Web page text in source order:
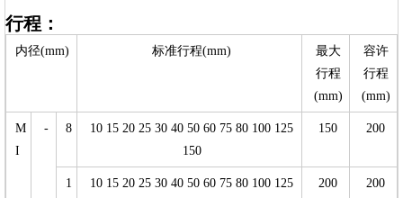
行程：
内径(mm) 标准行程(mm)
最大
行程
(mm)
容许
行程
(mm)
M
I
- 8
10 15 20 25 30 40 50 60 75 80 100 125
150
150 200
1
10 15 20 25 30 40 50 60 75 80 100 125
200 200